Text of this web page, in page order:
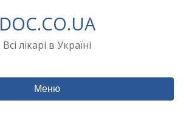
DOC.CO.UA
Всі лікарі в Україні
Меню